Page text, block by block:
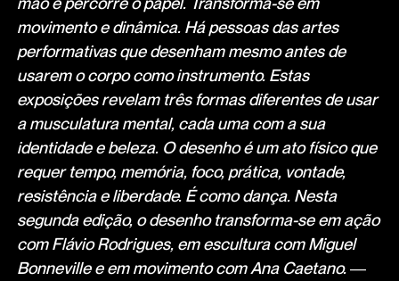
movimento e dinâmica. Há pessoas das artes
performativas que desenham mesmo antes de
usarem o corpo como instrumento. Estas
exposições revelam três formas diferentes de usar
a musculatura mental, cada uma com a sua
identidade e beleza. O desenho é um ato físico que
requer tempo, memória, foco, prática, vontade,
resistência e liberdade. É como dança. Nesta
segunda edição, o desenho transforma-se em ação
com Flávio Rodrigues, em escultura com Miguel
Bonneville e em movimento com Ana Caetano.―